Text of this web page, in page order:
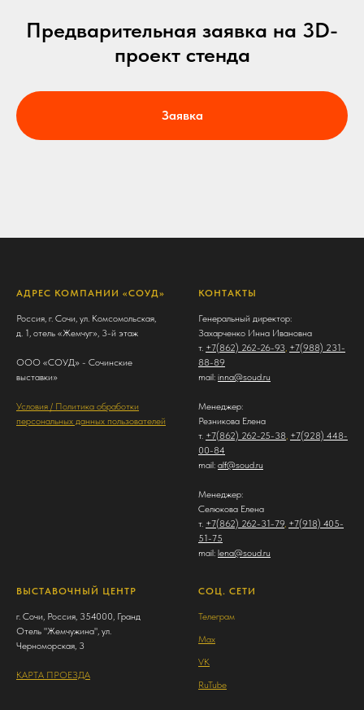
Предварительная заявка на 3D-
проект стенда
Заявка
АДРЕС КОМПАНИИ «СОУД»
Россия, г. Сочи, ул. Комсомольская,
д. 1, отель «Жемчуг», 3-й этаж
ООО «СОУД» - Сочинские
выставки»
Условия / Политика обработки
персональных данных пользователей
КОНТАКТЫ
Генеральный директор:
Захарченко Инна Ивановна
т. +7(862) 262-26-93 +7(988) 231-
88-89
mail: inna@soud.ru
Менеджер:
Резникова Елена
т. +7(862) 262-25-38 +7(928) 448-
00-84
mail: alf@soud.ru
Менеджер:
Селюкова Елена
т. +7(862) 262-31-79 +7(918) 405-
51-75
mail: lena@soud.ru
ВЫСТАВОЧНЫЙ ЦЕНТР
г. Сочи, Россия, 354000, Гранд
Отель "Жемчужина", ул.
Черноморская, 3
КАРТА ПРОЕЗДА
СОЦ. СЕТИ
Телеграм
Max
VK
RuTube